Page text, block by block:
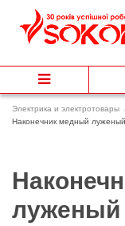
Электрика и электротовары
Наконечник медный
луженый